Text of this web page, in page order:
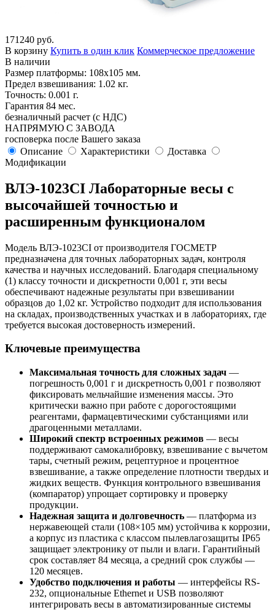
171240 руб.
В корзину Купить в один клик Коммерческое предложение
В наличии
Размер платформы: 108х105 мм.
Предел взвешивания: 1.02 кг.
Точность: 0.001 г.
Гарантия 84 мес.
безналичный расчет (с НДС)
НАПРЯМУЮ С ЗАВОДА
госповерка после Вашего заказа
Описание
Характеристики
Доставка
Модификации
ВЛЭ-1023СI Лабораторные весы с
высочайшей точностью и
расширенным функционалом
Модель ВЛЭ-1023СI от производителя ГОСМЕТР
предназначена для точных лабораторных задач, контроля
качества и научных исследований. Благодаря специальному
(1) классу точности и дискретности 0,001 г, эти весы
обеспечивают надежные результаты при взвешивании
образцов до 1,02 кг. Устройство подходит для использования
на складах, производственных участках и в лабораториях, где
требуется высокая достоверность измерений.
Ключевые преимущества
Максимальная точность для сложных задач —
погрешность 0,001 г и дискретность 0,001 г позволяют
фиксировать мельчайшие изменения массы. Это
критически важно при работе с дорогостоящими
реагентами, фармацевтическими субстанциями или
драгоценными металлами.
Широкий спектр встроенных режимов — весы
поддерживают самокалибровку, взвешивание с вычетом
тары, счетный режим, рецептурное и процентное
взвешивание, а также определение плотности твердых и
жидких веществ. Функция контрольного взвешивания
(компаратор) упрощает сортировку и проверку
продукции.
Надежная защита и долговечность — платформа из
нержавеющей стали (108×105 мм) устойчива к коррозии,
а корпус из пластика с классом пылевлагозащиты IP65
защищает электронику от пыли и влаги. Гарантийный
срок составляет 84 месяца, а средний срок службы —
120 месяцев.
Удобство подключения и работы — интерфейсы RS-
232, опциональные Ethernet и USB позволяют
интегрировать весы в автоматизированные системы